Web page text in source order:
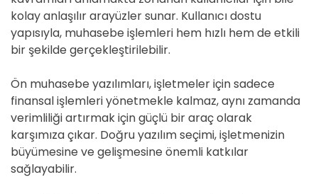
kolay anlaşılır arayüzler sunar. Kullanıcı dostu
yapısıyla, muhasebe işlemleri hem hızlı hem de etkili
bir şekilde gerçekleştirilebilir.
Ön muhasebe yazılımları, işletmeler için sadece
finansal işlemleri yönetmekle kalmaz, aynı zamanda
verimliliği artırmak için güçlü bir araç olarak
karşımıza çıkar. Doğru yazılım seçimi, işletmenizin
büyümesine ve gelişmesine önemli katkılar
sağlayabilir.